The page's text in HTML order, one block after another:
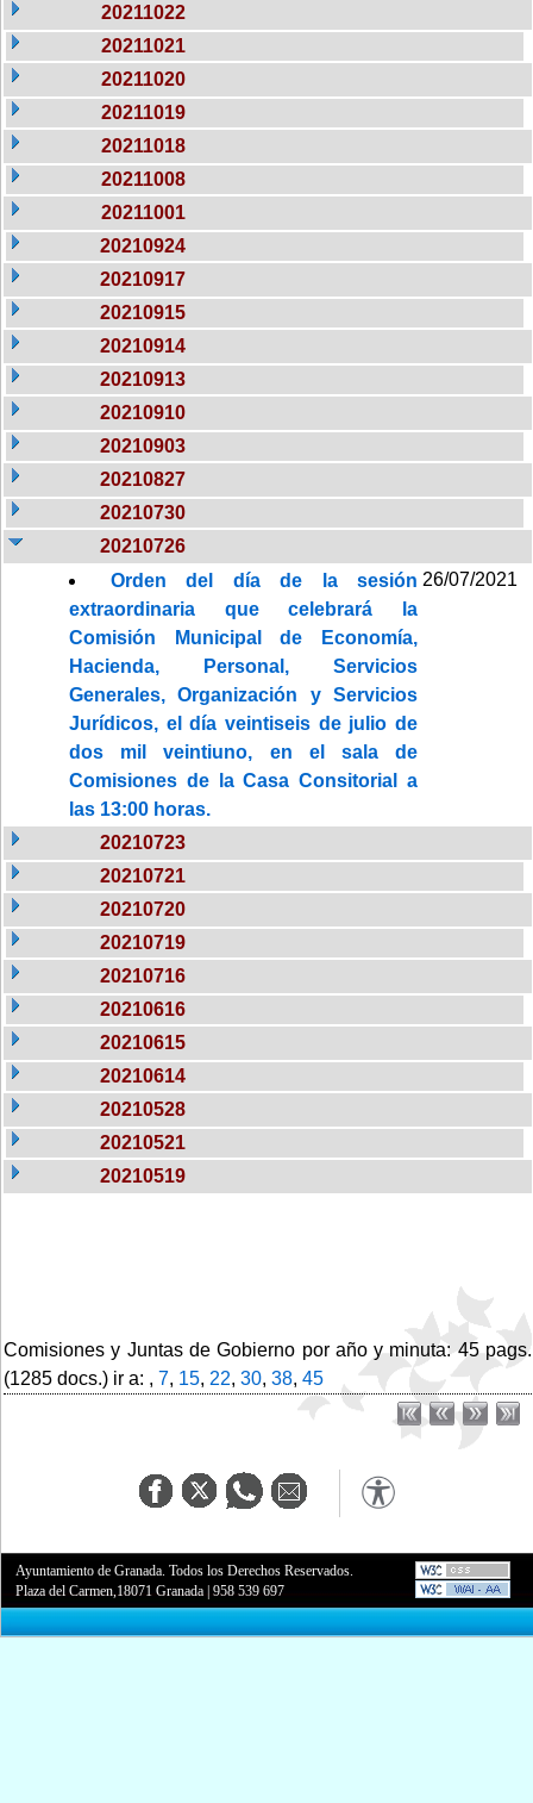
20211022
20211021
20211020
20211019
20211018
20211008
20211001
20210924
20210917
20210915
20210914
20210913
20210910
20210903
20210827
20210730
20210726
Orden del día de la sesión
extraordinaria que celebrará la
Comisión Municipal de Economía,
Hacienda, Personal, Servicios
Generales, Organización y Servicios
Jurídicos, el día veintiseis de julio de
dos mil veintiuno, en el sala de
Comisiones de la Casa Consitorial a
las 13:00 horas.
26/07/2021
20210723
20210721
20210720
20210719
20210716
20210616
20210615
20210614
20210528
20210521
20210519
Comisiones y Juntas de Gobierno por año y minuta: 45 pags.
(1285 docs.) ir a: , 7, 15, 22, 30, 38, 45
Ayuntamiento de Granada. Todos los Derechos Reservados.
Plaza del Carmen,18071 Granada |958 539 697